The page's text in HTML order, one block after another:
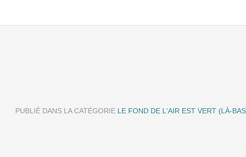
PUBLIÉ DANS LA CATÉGORIE LE FOND DE L'AIR EST VERT (LÀ-